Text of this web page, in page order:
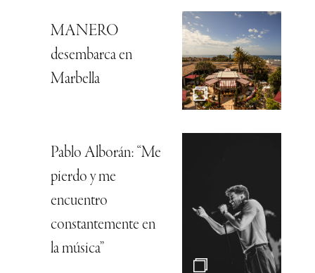
MANERO
desembarca en
Marbella
Pablo Alborán: “Me
pierdo y me
encuentro
constantemente en
la música”